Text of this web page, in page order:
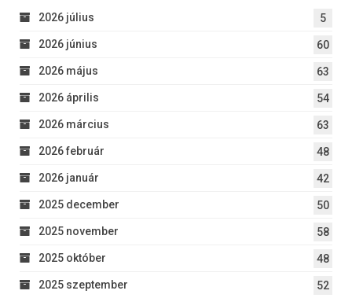
2026 július 5
2026 június 60
2026 május 63
2026 április 54
2026 március 63
2026 február 48
2026 január 42
2025 december 50
2025 november 58
2025 október 48
2025 szeptember 52